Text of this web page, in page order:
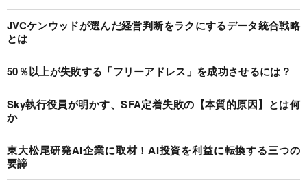
JVCケンウッドが選んだ経営判断をラクにするデータ統合戦略
とは
50％以上が失敗する「フリーアドレス」を成功させるには？
Sky執行役員が明かす、SFA定着失敗の【本質的原因】とは何
か
東大松尾研発AI企業に取材！AI投資を利益に転換する三つの
要諦